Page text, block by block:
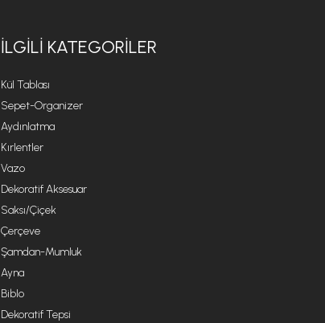
İLGILI KATEGORILER
Kül Tablası
Sepet-Organizer
Aydınlatma
Kırlentler
Vazo
Dekoratif Aksesuar
Saksı/Çiçek
Çerçeve
Şamdan-Mumluk
Ayna
Biblo
Dekoratif Tepsi